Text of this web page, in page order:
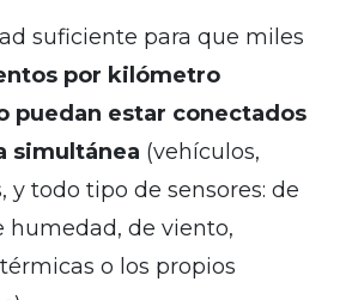
suficiente para que miles
por kilómetro
puedan estar conectados
simultánea (vehículos,
y todo tipo de sensores: de
humedad, de viento,
o los propios